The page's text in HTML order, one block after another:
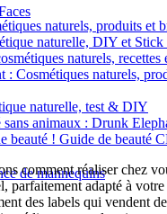
de mannequins
naturels, produits et
naturelle, DIY et Stick
naturels, recettes
: Cosmétiques naturels,
naturelle, test & DIY
sans animaux : Drunk
beauté ! Guide de beauté
comment réaliser chez
parfaitement adapté à
des labels qui vendent